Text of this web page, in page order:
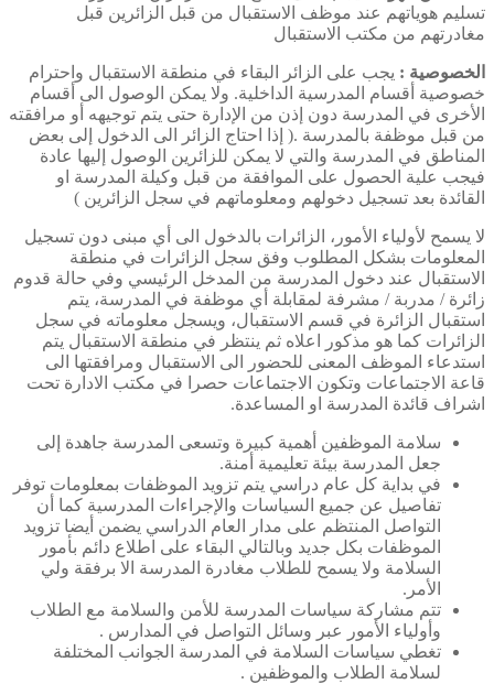
تسليم هوياتهم عند موظف الاستقبال من قبل الزائرين قبل
مغادرتهم من مكتب الاستقبال
الخصوصية : يجب على الزائر البقاء في منطقة الاستقبال واحترام
خصوصية أقسام المدرسية الداخلية. ولا يمكن الوصول الى أقسام
الأخرى في المدرسة دون إذن من الإدارة حتى يتم توجيهه أو مرافقته
من قبل موظفة بالمدرسة .( إذا احتاج الزائر الى الدخول إلى بعض
المناطق في المدرسة والتي لا يمكن للزائرين الوصول إليها عادة
فيجب علية الحصول على الموافقة من قبل وكيلة المدرسة او
القائدة بعد تسجيل دخولهم ومعلوماتهم في سجل الزائرين )
لا يسمح لأولياء الأمور، الزائرات بالدخول الى أي مبنى دون تسجيل
المعلومات بشكل المطلوب وفق سجل الزائرات في منطقة
الاستقبال عند دخول المدرسة من المدخل الرئيسي وفي حالة قدوم
زائرة / مدربة / مشرفة لمقابلة أي موظفة في المدرسة، يتم
استقبال الزائرة في قسم الاستقبال، ويسجل معلوماته في سجل
الزائرات كما هو مذكور اعلاه ثم ينتظر في منطقة الاستقبال يتم
استدعاء الموظف المعنى للحضور الى الاستقبال ومرافقتها الى
قاعة الاجتماعات وتكون الاجتماعات حصرا في مكتب الادارة تحت
اشراف قائدة المدرسة او المساعدة.
سلامة الموظفين أهمية كبيرة وتسعى المدرسة جاهدة إلى
جعل المدرسة بيئة تعليمية أمنة.
في بداية كل عام دراسي يتم تزويد الموظفات بمعلومات توفر
تفاصيل عن جميع السياسات والإجراءات المدرسية كما أن
التواصل المنتظم على مدار العام الدراسي يضمن أيضا تزويد
الموظفات بكل جديد وبالتالي البقاء على اطلاع دائم بأمور
السلامة ولا يسمح للطلاب مغادرة المدرسة الا برفقة ولي
الأمر.
تتم مشاركة سياسات المدرسة للأمن والسلامة مع الطلاب
وأولياء الأمور عبر وسائل التواصل في المدارس .
تغطي سياسات السلامة في المدرسة الجوانب المختلفة
لسلامة الطلاب والموظفين .